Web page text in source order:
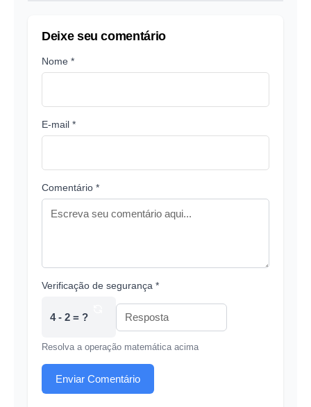
Deixe seu comentário
Nome *
E-mail *
Comentário *
Verificação de segurança *
4 - 2 = ?
Resolva a operação matemática acima
Enviar Comentário